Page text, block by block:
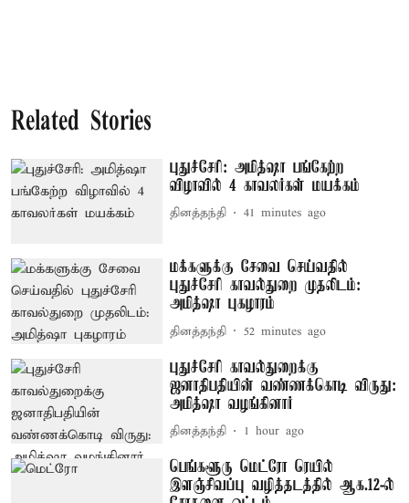
Related Stories
புதுச்சேரி: அமித்ஷா பங்கேற்ற
விழாவில் 4 காவலர்கள் மயக்கம்
தினத்தந்தி 41 minutes ago
மக்களுக்கு சேவை செய்வதில்
புதுச்சேரி காவல்துறை முதலிடம்:
அமித்ஷா புகழாரம்
தினத்தந்தி 52 minutes ago
புதுச்சேரி காவல்துறைக்கு
ஜனாதிபதியின் வண்ணக்கொடி விருது:
அமித்ஷா வழங்கினார்
தினத்தந்தி 1 hour ago
பெங்களூரு மெட்ரோ ரெயில்
இளஞ்சிவப்பு வழித்தடத்தில் ஆக.12-ல்